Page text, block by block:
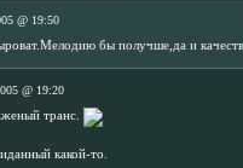
@ 19:50
бы получше,да и
@ 19:20
транс.
какой-то.